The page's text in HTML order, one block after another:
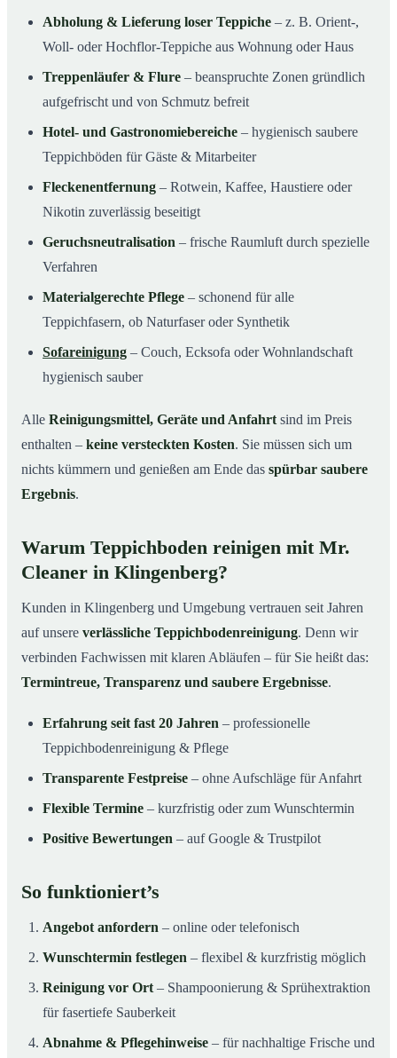
Abholung & Lieferung loser Teppiche – z. B. Orient-,
Woll- oder Hochflor-Teppiche aus Wohnung oder Haus
Treppenläufer & Flure – beanspruchte Zonen gründlich
aufgefrischt und von Schmutz befreit
Hotel- und Gastronomiebereiche – hygienisch saubere
Teppichböden für Gäste & Mitarbeiter
Fleckenentfernung – Rotwein, Kaffee, Haustiere oder
Nikotin zuverlässig beseitigt
Geruchsneutralisation – frische Raumluft durch spezielle
Verfahren
Materialgerechte Pflege – schonend für alle
Teppichfasern, ob Naturfaser oder Synthetik
Sofareinigung – Couch, Ecksofa oder Wohnlandschaft
hygienisch sauber
Alle Reinigungsmittel, Geräte und Anfahrt sind im Preis
enthalten – keine versteckten Kosten. Sie müssen sich um
nichts kümmern und genießen am Ende das spürbar saubere
Ergebnis.
Warum Teppichboden reinigen mit Mr.
Cleaner in Klingenberg?
Kunden in Klingenberg und Umgebung vertrauen seit Jahren
auf unsere verlässliche Teppichbodenreinigung. Denn wir
verbinden Fachwissen mit klaren Abläufen – für Sie heißt das:
Termintreue, Transparenz und saubere Ergebnisse.
Erfahrung seit fast 20 Jahren – professionelle
Teppichbodenreinigung & Pflege
Transparente Festpreise – ohne Aufschläge für Anfahrt
Flexible Termine – kurzfristig oder zum Wunschtermin
Positive Bewertungen – auf Google & Trustpilot
So funktioniert’s
Angebot anfordern – online oder telefonisch
Wunschtermin festlegen – flexibel & kurzfristig möglich
Reinigung vor Ort – Shampoonierung & Sprühextraktion
für fasertiefe Sauberkeit
Abnahme & Pflegehinweise – für nachhaltige Frische und